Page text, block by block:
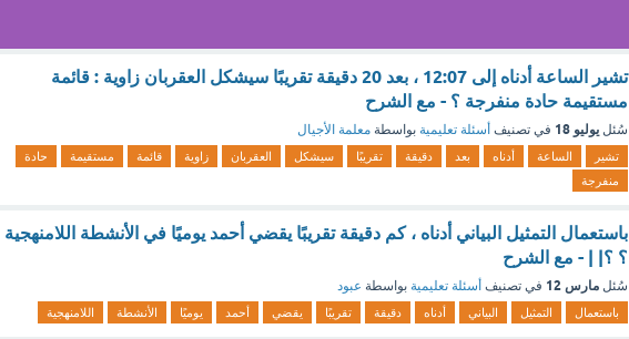
تشير الساعة أدناه إلى 12:07 ، بعد 20 دقيقة تقريبًا سيشكل العقربان زاوية : قائمة
مستقيمة حادة منفرجة ؟ - مع الشرح
سُئل يوليو 18 في تصنيف أسئلة تعليمية بواسطة معلمة الأجيال
تشير الساعة أدناه بعد دقيقة تقريبًا سيشكل العقربان زاوية قائمة مستقيمة
حادة
منفرجة
باستعمال التمثيل البياني أدناه ، كم دقيقة تقريبًا يقضي أحمد يوميًا في الأنشطة اللامنهجية
؟ ؟| | - مع الشرح
سُئل مارس 12 في تصنيف أسئلة تعليمية بواسطة عبود
باستعمال التمثيل البياني أدناه دقيقة تقريبًا يقضي أحمد يوميًا الأنشطة اللامنهجية